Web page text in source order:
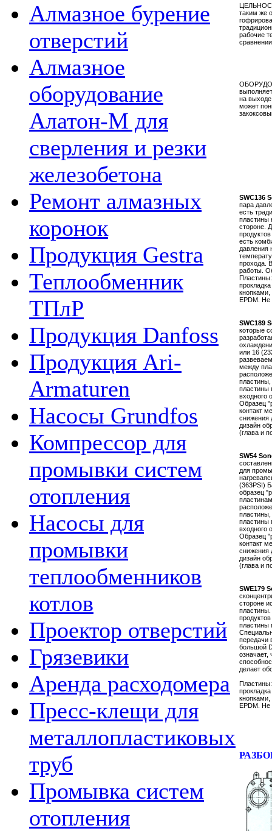
Алмазное бурение
отверстий
Алмазное
оборудование
Алатон-М для
сверления и резки
железобетона
Ремонт алмазных
коронок
Продукция Gestra
Теплообменник
ТПлР
Продукция Danfoss
Продукция Ari-
Armaturen
Насосы Grundfos
Компрессор для
промывки систем
отопления
Насосы для
промывки
теплообменников
котлов
Проектор отверстий
Грязевики
Аренда расходомера
Пресс-клещи для
металлопластиковых
труб
Промывка систем
отопления
таким же
рабочие
на выходе
может
SWC136
пара
есть
пластины
стороне.
есть
давления
прохода.
работы.
EPDM. Не
SWC189
которые
или 16
между
пластины,
пластины
входного
Образец
контакт
снижения
дизайн
(глава и
SW54
для
(363PSI)
образец
пластины,
пластины
входного
Образец
контакт
снижения
дизайн
(глава и
SWE179
стороне
пластины.
пластины
передачи
большой
означает,
делает
EPDM. Не